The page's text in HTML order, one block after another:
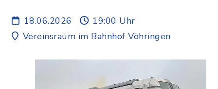
18.06.2026
19:00 Uhr
Vereinsraum im Bahnhof Vöhringen